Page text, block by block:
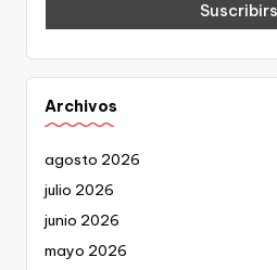
Archivos
agosto 2026
julio 2026
junio 2026
mayo 2026